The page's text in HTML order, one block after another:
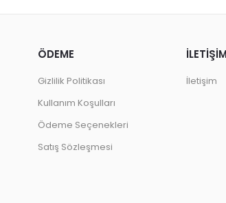
ÖDEME
Gizlilik Politikası
Kullanım Koşulları
Ödeme Seçenekleri
Satış Sözleşmesi
İLETİŞİM
İletişim